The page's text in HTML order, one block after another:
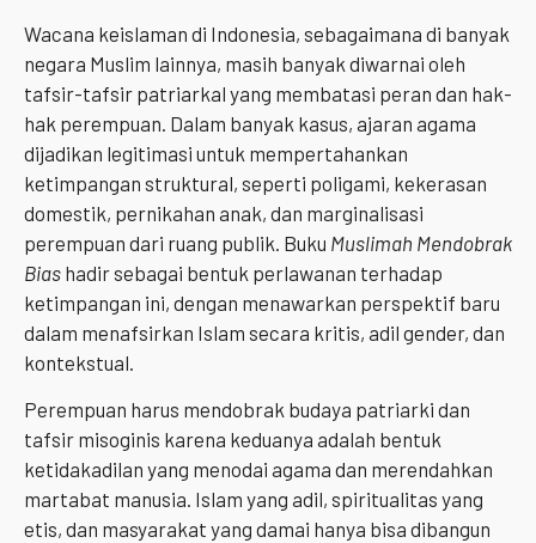
Wacana keislaman di Indonesia, sebagaimana di banyak
negara Muslim lainnya, masih banyak diwarnai oleh
tafsir-tafsir patriarkal yang membatasi peran dan hak-
hak perempuan. Dalam banyak kasus, ajaran agama
dijadikan legitimasi untuk mempertahankan
ketimpangan struktural, seperti poligami, kekerasan
domestik, pernikahan anak, dan marginalisasi
perempuan dari ruang publik. Buku Muslimah Mendobrak
Bias hadir sebagai bentuk perlawanan terhadap
ketimpangan ini, dengan menawarkan perspektif baru
dalam menafsirkan Islam secara kritis, adil gender, dan
kontekstual.
Perempuan harus mendobrak budaya patriarki dan
tafsir misoginis karena keduanya adalah bentuk
ketidakadilan yang menodai agama dan merendahkan
martabat manusia. Islam yang adil, spiritualitas yang
etis, dan masyarakat yang damai hanya bisa dibangun